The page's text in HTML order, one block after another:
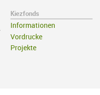
Kiezfonds
Informationen
Vordrucke
Projekte